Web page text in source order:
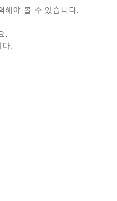
해야 볼 수 있습니다.
.
다.